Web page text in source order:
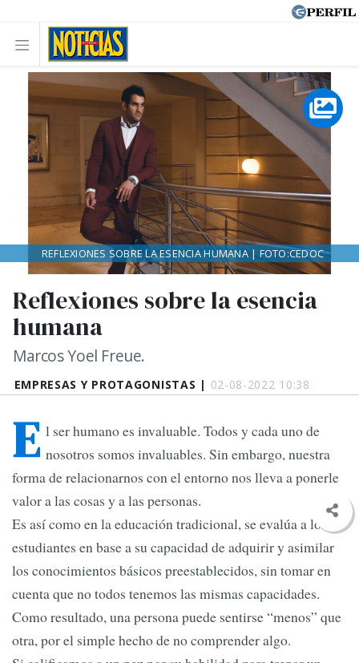
EMPRESAS Y PROTAGONISTAS | 02-08-2022 10:38
Reflexiones sobre la esencia
humana
Marcos Yoel Freue.
REFLEXIONES SOBRE LA ESENCIA HUMANA | FOTO:CEDOC
E l ser humano es invaluable. Todos y cada uno de
nosotros somos invaluables. Sin embargo, nuestra
forma de relacionarnos con el entorno nos lleva a ponerle
valor a las cosas y a las personas.
Es así como en la educación tradicional, se evalúa a los
estudiantes en base a su capacidad de adquirir y asimilar
los conocimientos básicos preestablecidos, sin tomar en
cuenta que no todos tenemos las mismas capacidades.
Como resultado, una persona puede sentirse “menos” que
otra, por el simple hecho de no comprender algo.